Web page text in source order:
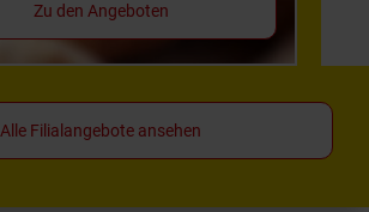
Zu den Angeboten
Alle Filialangebote ansehen